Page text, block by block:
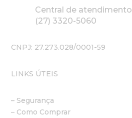
Central de atendimento
(27) 3320-5060
CNPJ: 27.273.028/0001-59
LINKS ÚTEIS
– Segurança
– Como Comprar